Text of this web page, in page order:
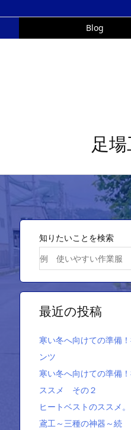
Blog
足
知りたいことを検索
最近の投稿
寒い冬へ向けての準備
ンツ
寒い冬へ向けての準備
ススメ その２
ヒートベストのススメ。
鳶工～三種の神器～続